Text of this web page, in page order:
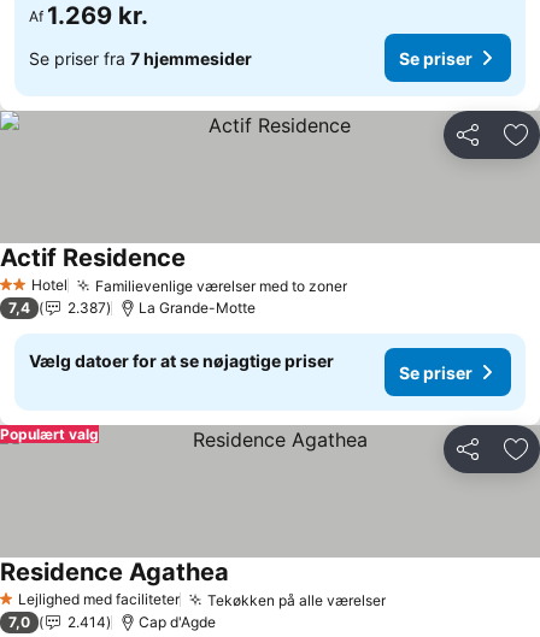
Af 1.269 kr.
Se priser fra 7 hjemmesider Se priser
Del
2 Stjerner
Hotel Familievenlige værelser med to zonerSe priser
Actif Residence
7,4 2.387 La Grande-Motte
Vælg datoer for at se nøjagtige priser
Se priser
Del
Populært valg
1 Stjerner
Lejlighed med faciliteter Tekøkken på alle værelserSe priser
Residence Agathea
7,0 2.414 Cap d'Agde